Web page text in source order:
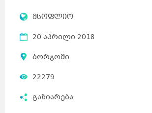
მსოფლიო
20 აპრილი 2018
ბორჯომი
22279
გაზიარება